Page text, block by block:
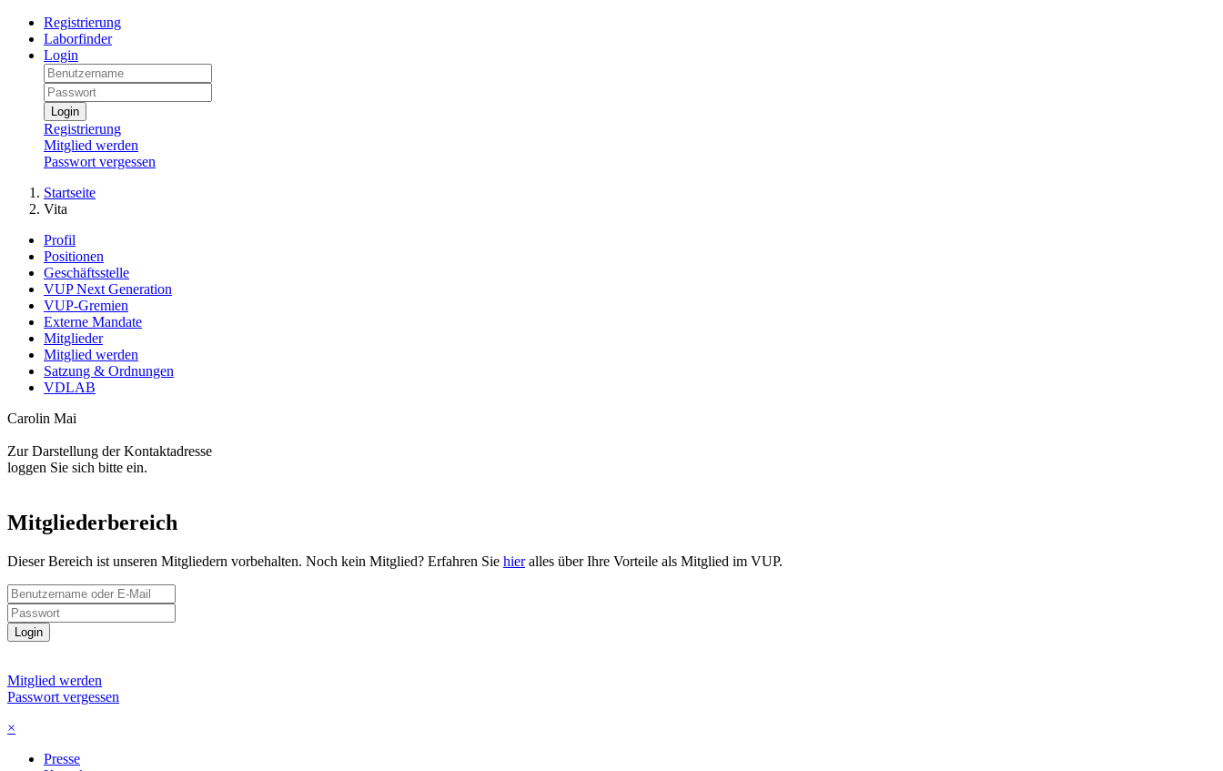
Registrierung
Laborfinder
Login
Login
Registrierung
Mitglied werden
Passwort vergessen
Startseite
Vita
Profil
Positionen
Geschäftsstelle
VUP Next Generation
VUP-Gremien
Externe Mandate
Mitglieder
Mitglied werden
Satzung & Ordnungen
VDLAB
Carolin Mai
Zur Darstellung der Kontaktadresse
loggen Sie sich bitte ein.
Mitgliederbereich
Dieser Bereich ist unseren Mitgliedern vorbehalten. Noch kein Mitglied? Erfahren Sie hieralles über Ihre Vorteile als Mitglied im VUP.
Login
Mitglied werden
Passwort vergessen
×
Presse